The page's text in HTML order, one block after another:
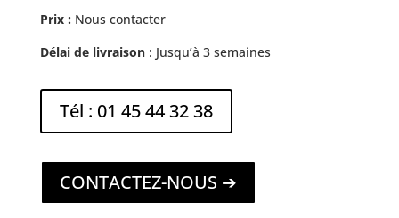
Prix : Nous contacter
Délai de livraison: Jusqu’à 3 semaines
Tél : 01 45 44 32 38
CONTACTEZ-NOUS ➔